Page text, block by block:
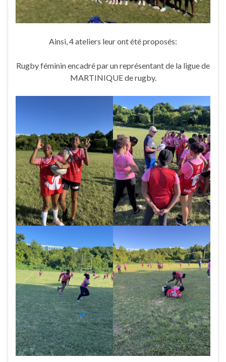
Ainsi, 4 ateliers leur ont été proposés:
Rugby féminin encadré par un représentant de la ligue de
MARTINIQUE de rugby.